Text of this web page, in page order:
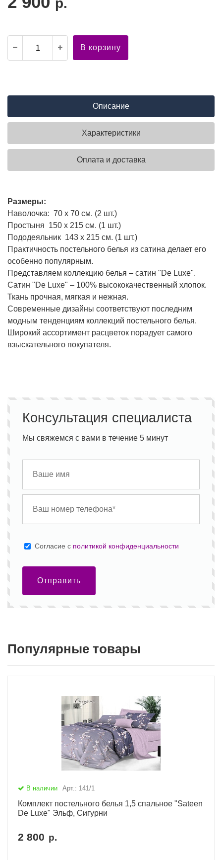
р.
В корзину
Описание
Характеристики
Оплата и доставка
Размеры:
Наволочка: 70 х 70 см. (2 шт.)
Простыня 150 х 215 см. (1 шт.)
Пододеяльник 143 х 215 см. (1 шт.)
Практичность постельного белья из сатина делает его
особенно популярным.
Представляем коллекцию белья – сатин "De Luxe".
Сатин "De Luxe" – 100% высококачественный хлопок.
Ткань прочная, мягкая и нежная.
Современные дизайны соответствуют последним
модным тенденциям коллекций постельного белья.
Широкий ассортимент расцветок порадует самого
взыскательного покупателя.
Консультация специалиста
Мы свяжемся с вами в течение 5 минут
Cогласие с политикой конфиденциальности
Отправить
Популярные товары
В наличии Арт.: 141/1
Комплект постельного белья 1,5 спальное "Sateen
De Luxe" Эльф, Сигурни
2 800 р.